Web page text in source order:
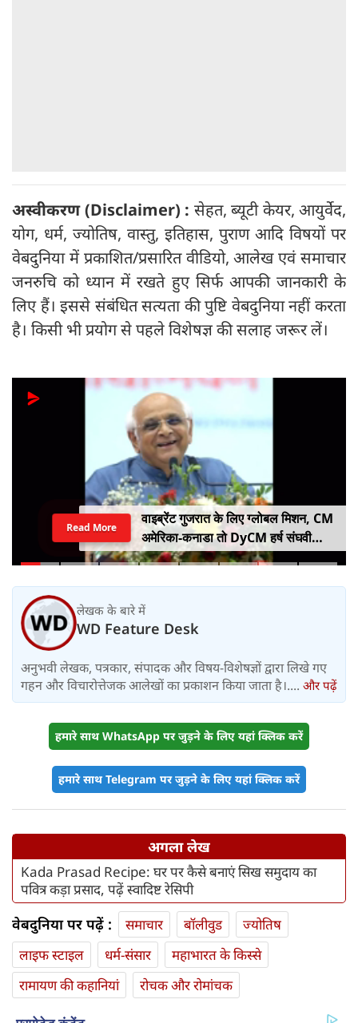
अस्वीकरण (Disclaimer) : सेहत, ब्यूटी केयर, आयुर्वेद,
योग, धर्म, ज्योतिष, वास्तु, इतिहास, पुराण आदि विषयों पर
वेबदुनिया में प्रकाशित/प्रसारित वीडियो, आलेख एवं समाचार
जनरुचि को ध्यान में रखते हुए सिर्फ आपकी जानकारी के
लिए हैं। इससे संबंधित सत्यता की पुष्टि वेबदुनिया नहीं करता
है। किसी भी प्रयोग से पहले विशेषज्ञ की सलाह जरूर लें।
वाइब्रेंट गुजरात के लिए ग्लोबल मिशन, CM
अमेरिका-कनाडा तो DyCM हर्ष संघवी
संभालेंगे जापान-यूरोप का मोर्चा
Read More
लेखक के बारे में
WD Feature Desk
अनुभवी लेखक, पत्रकार, संपादक और विषय-विशेषज्ञों द्वारा लिखे गए
गहन और विचारोत्तेजक आलेखों का प्रकाशन किया जाता है।.... और पढ़ें
हमारे साथ WhatsApp पर जुड़ने के लिए यहां क्लिक करें
हमारे साथ Telegram पर जुड़ने के लिए यहां क्लिक करें
अगला लेख
Kada Prasad Recipe: घर पर कैसे बनाएं सिख समुदाय का
पवित्र कड़ा प्रसाद, पढ़ें स्वादिष्ट रेसिपी
वेबदुनिया पर पढ़ें : समाचार बॉलीवुड
ज्योतिष
लाइफ स्‍टाइल
धर्म-संसार
महाभारत के किस्से
रामायण की कहानियां
रोचक और रोमांचक